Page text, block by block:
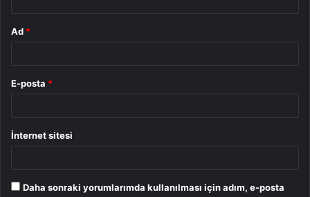
Ad *
E-posta *
İnternet sitesi
Daha sonraki yorumlarımda kullanılması için adım, e-posta